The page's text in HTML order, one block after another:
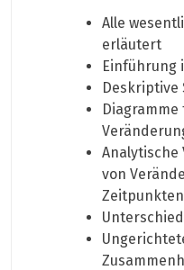
Alle
erläutert
Einführung
Deskriptive
von
Zeitpunkten